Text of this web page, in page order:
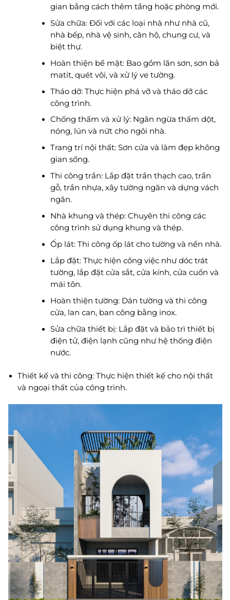
gian bằng cách thêm tầng hoặc phòng mới.
Sửa chữa: Đối với các loại nhà như nhà cũ,
nhà bếp, nhà vệ sinh, căn hộ, chung cư, và
biệt thự.
Hoàn thiện bề mặt: Bao gồm lăn sơn, sơn bả
matit, quét vôi, và xử lý ve tường.
Tháo dỡ: Thực hiện phá vỡ và tháo dỡ các
công trình.
Chống thấm và xử lý: Ngăn ngừa thấm dột,
nóng, lún và nứt cho ngôi nhà.
Trang trí nội thất: Sơn cửa và làm đẹp không
gian sống.
Thi công trần: Lắp đặt trần thạch cao, trần
gỗ, trần nhựa, xây tường ngăn và dựng vách
ngăn.
Nhà khung và thép: Chuyên thi công các
công trình sử dụng khung và thép.
Ốp lát: Thi công ốp lát cho tường và nền nhà.
Lắp đặt: Thực hiện công việc như dóc trát
tường, lắp đặt cửa sắt, cửa kính, cửa cuốn và
mái tôn.
Hoàn thiện tường: Dán tường và thi công
cửa, lan can, ban công bằng inox.
Sửa chữa thiết bị: Lắp đặt và bảo trì thiết bị
điện tử, điện lạnh cũng như hệ thống điện
nước.
Thiết kế và thi công: Thực hiện thiết kế cho nội thất
và ngoại thất của công trình.